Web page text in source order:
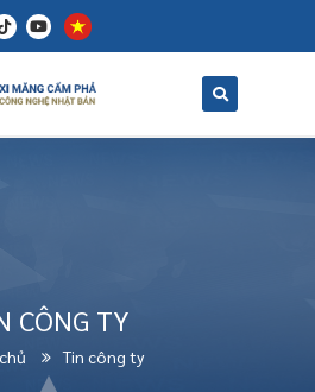
CÔNG TY
Tin công ty